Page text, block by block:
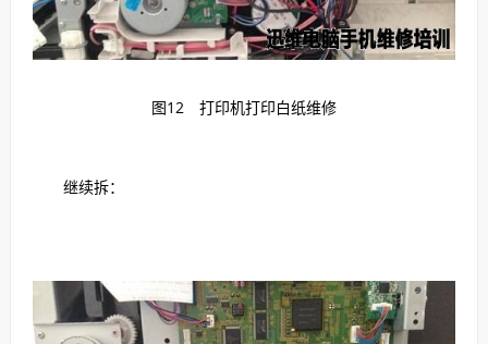
图12 打印机打印白纸维修
继续拆：